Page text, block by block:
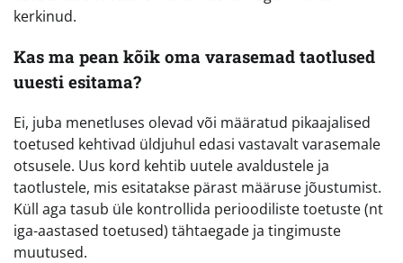
kerkinud.
Kas ma pean kõik oma varasemad taotlused
uuesti esitama?
Ei, juba menetluses olevad või määratud pikaajalised
toetused kehtivad üldjuhul edasi vastavalt varasemale
otsusele. Uus kord kehtib uutele avaldustele ja
taotlustele, mis esitatakse pärast määruse jõustumist.
Küll aga tasub üle kontrollida perioodiliste toetuste (nt
iga-aastased toetused) tähtaegade ja tingimuste
muutused.